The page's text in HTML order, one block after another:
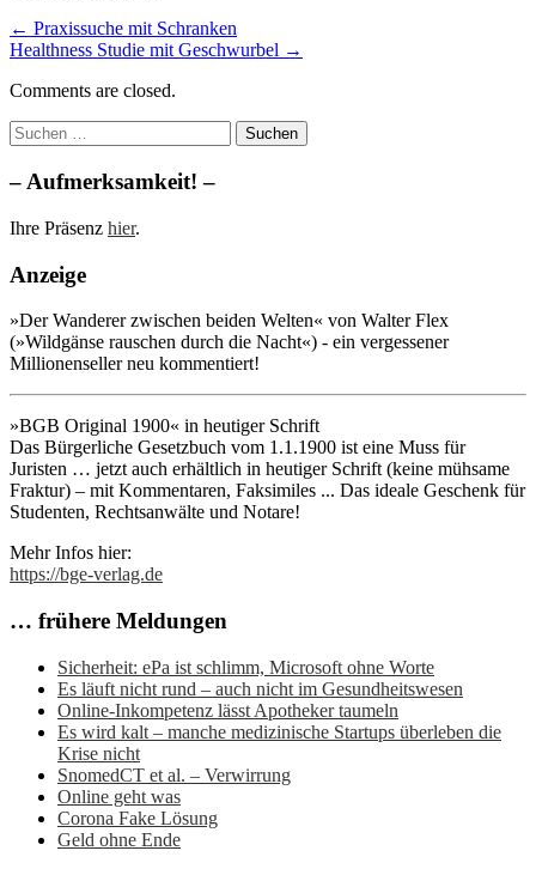
Post
navigation
← Praxissuche mit Schranken
Healthness Studie mit Geschwurbel →
Comments are closed.
Suchen
nach:
– Aufmerksamkeit! –
Ihre Präsenz hier.
Anzeige
»Der Wanderer zwischen beiden Welten« von Walter Flex
(»Wildgänse rauschen durch die Nacht«) - ein vergessener
Millionenseller neu kommentiert!
»BGB Original 1900« in heutiger Schrift
Das Bürgerliche Gesetzbuch vom 1.1.1900 ist eine Muss für
Juristen … jetzt auch erhältlich in heutiger Schrift (keine mühsame
Fraktur) – mit Kommentaren, Faksimiles ... Das ideale Geschenk für
Studenten, Rechtsanwälte und Notare!
Mehr Infos hier:
https://bge-verlag.de
… frühere Meldungen
Sicherheit: ePa ist schlimm, Microsoft ohne Worte
Es läuft nicht rund – auch nicht im Gesundheitswesen
Online-Inkompetenz lässt Apotheker taumeln
Es wird kalt – manche medizinische Startups überleben die
Krise nicht
SnomedCT et al. – Verwirrung
Online geht was
Corona Fake Lösung
Geld ohne Ende